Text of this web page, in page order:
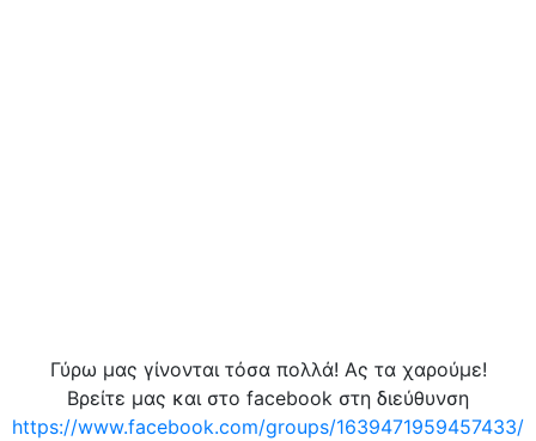
Γύρω μας γίνονται τόσα πολλά! Ας τα χαρούμε!
Βρείτε μας και στο facebook στη διεύθυνση
https://www.facebook.com/groups/1639471959457433/